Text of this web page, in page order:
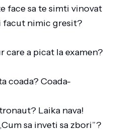
face sa te simti vinovat
facut nimic gresit?
care a picat la examen?
coada? Coada-
Laika nava!
sa inveti sa zbori”?